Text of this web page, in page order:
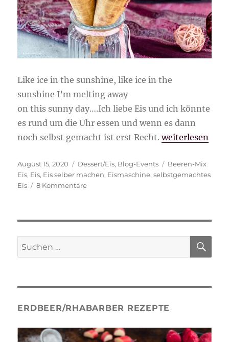
Like ice in the sunshine, like ice in the
sunshine I’m melting away
on this sunny day….Ich liebe Eis und ich könnte
es rund um die Uhr essen und wenn es dann
noch selbst gemacht ist erst Recht.„fruchtiges
weiterlesen
Veröffentlicht
am
August 15, 2020 Kategorien
Dessert/Eis, Blog-Events Schlagwörter
Beeren-Mix
Eis, Eis, Eis selber machen, Eismaschine,selbstgemachtes
Eis
8 Kommentarezu
Suche
nach:
ERDBEER/RHABARBER REZEPTE